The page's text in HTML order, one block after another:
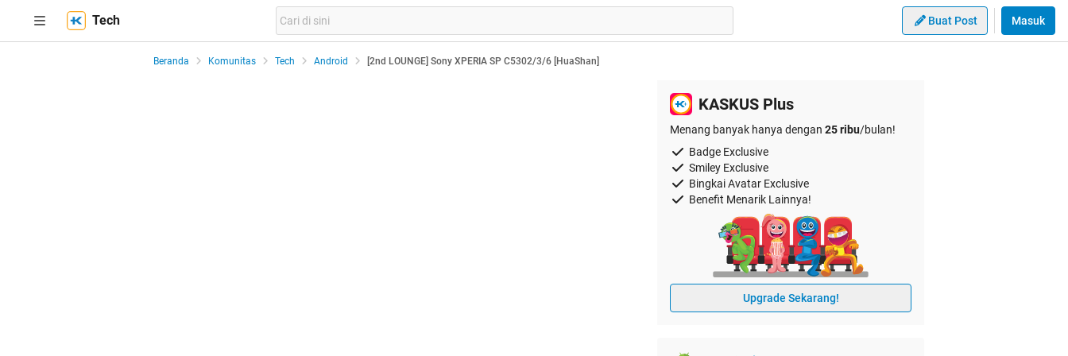
Tech Buat Post Masuk
Beranda Komunitas Tech Android [2nd LOUNGE] Sony XPERIA SP C5302/3/6 [HuaShan]
KASKUS Plus
Menang banyak hanya dengan 25 ribu/bulan!
Badge Exclusive
Smiley Exclusive
Bingkai Avatar Exclusive
Benefit Menarik Lainnya!
Upgrade Sekarang!